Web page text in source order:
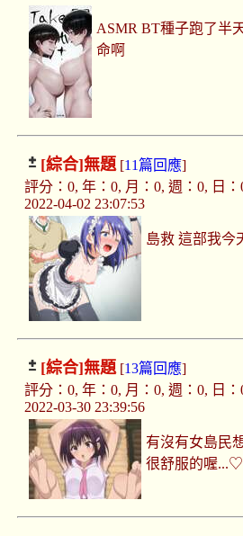
ASMR BT種子跑了半
命啊
[綜合]無題[11篇回應]
評分：0, 年：0, 月：0, 週：0, 日：
2022-04-02 23:07:53
島救 這部我今
[綜合]無題[13篇回應]
評分：0, 年：0, 月：0, 週：0, 日：
2022-03-30 23:39:56
有沒有女島民
很舒服的喔...♡